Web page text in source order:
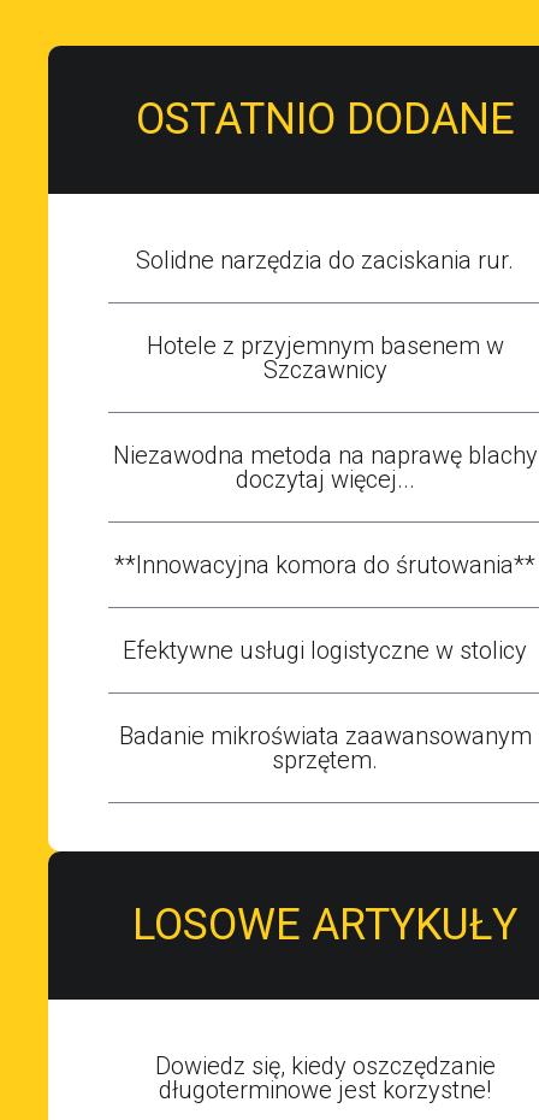
OSTATNIO DODANE
Solidne narzędzia do zaciskania rur.
Hotele z przyjemnym basenem w
Szczawnicy
Niezawodna metoda na naprawę blachy
doczytaj więcej...
**Innowacyjna komora do śrutowania**
Efektywne usługi logistyczne w stolicy
Badanie mikroświata zaawansowanym
sprzętem.
LOSOWE ARTYKUŁY
Dowiedz się, kiedy oszczędzanie
długoterminowe jest korzystne!